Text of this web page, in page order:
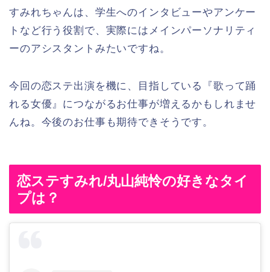
すみれちゃんは、学生へのインタビューやアンケー
トなど行う役割で、実際にはメインパーソナリティ
ーのアシスタントみたいですね。
今回の恋ステ出演を機に、目指している『歌って踊
れる女優』につながるお仕事が増えるかもしれませ
んね。今後のお仕事も期待できそうです。
恋ステすみれ/丸山純怜の好きなタイ
プは？